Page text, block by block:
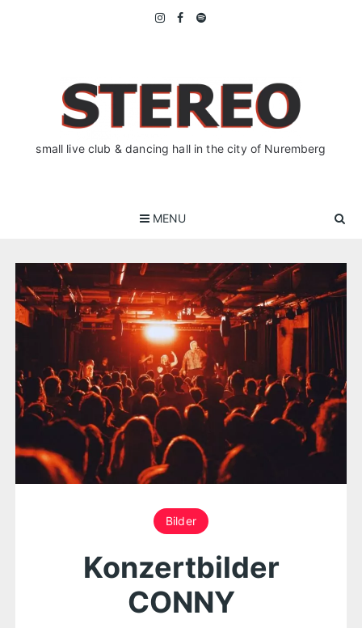
small live club & dancing hall in the city of Nuremberg
MENU
Bilder
Konzertbilder
CONNY